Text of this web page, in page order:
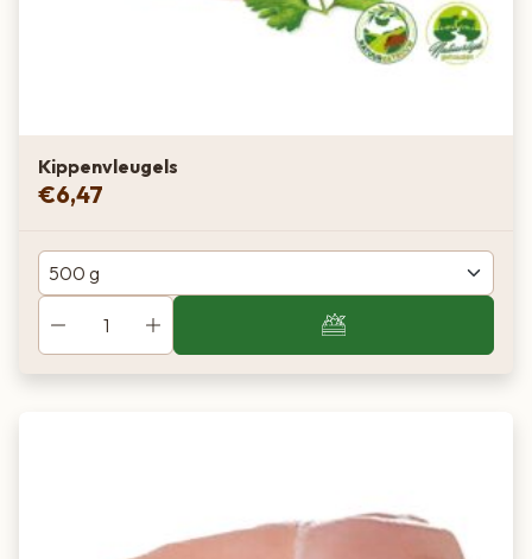
Kippenvleugels
€6,47